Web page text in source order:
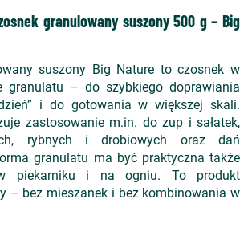
granulowany suszony 500 g – Big
suszony Big Nature to czosnek w
granulatu – do szybkiego doprawiania
i do gotowania w większej skali.
zastosowanie m.in. do zup i sałatek,
rybnych i drobiowych oraz dań
granulatu ma być praktyczna także
piekarniku i na ogniu. To produkt
– bez mieszanek i bez kombinowania w